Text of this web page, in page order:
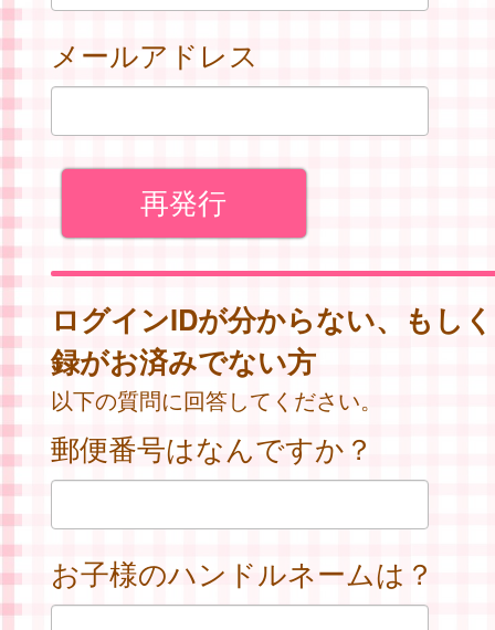
メールアドレス
ログインIDが分からない、もし
録がお済みでない方
以下の質問に回答してください。
郵便番号はなんですか？
お子様のハンドルネームは？